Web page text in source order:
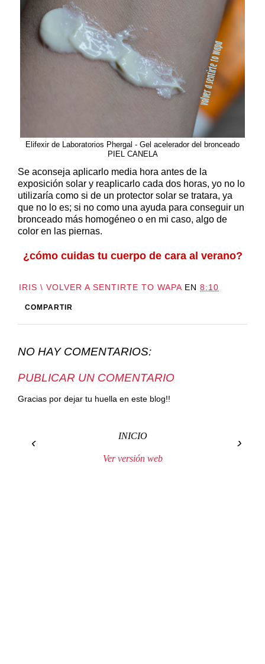
Elifexir de Laboratorios Phergal - Gel acelerador del bronceado
PIEL CANELA
Se aconseja aplicarlo media hora antes de la
exposición solar y reaplicarlo cada dos horas, yo no lo
utilizaría como si de un protector solar se tratara, ya
que no lo es; si no como una ayuda para conseguir un
bronceado más homogéneo o en mi caso, algo de
color en las piernas.
¿cómo cuidas tu cuerpo de cara al verano?
IRIS \ VOLVER A SENTIRTE TO WAPA EN 8:10
COMPARTIR
NO HAY COMENTARIOS:
PUBLICAR UN COMENTARIO
Gracias por dejar tu huella en este blog!!
‹ ›
INICIO
Ver versión web